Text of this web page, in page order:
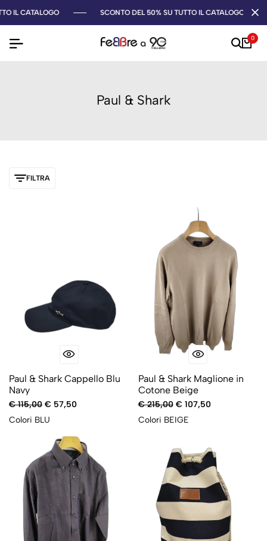
CATALOGO SCONTO DEL 50% SU TUTTO IL CATALOGO
0
Paul & Shark
FILTRA
Paul & Shark Cappello Blu
Navy
€ 115,00 € 57,50
Colori BLU
Paul & Shark Maglione in
Cotone Beige
€ 215,00€ 107,50
Colori BEIGE